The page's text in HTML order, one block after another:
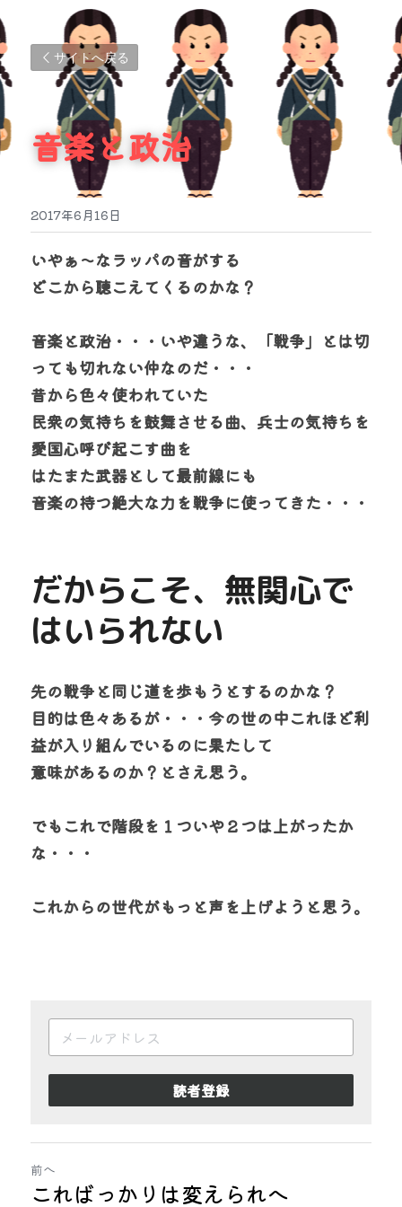
サイトへ戻る
音楽と政治
2017年6月16日
いやぁ～なラッパの音がする
どこから聴こえてくるのかな？
音楽と政治・・・いや違うな、「戦争」とは切
っても切れない仲なのだ・・・
昔から色々使われていた
民衆の気持ちを鼓舞させる曲、兵士の気持ちを
愛国心呼び起こす曲を
はたまた武器として最前線にも
音楽の持つ絶大な力を戦争に使ってきた・・・
だからこそ、無関心で
はいられない
先の戦争と同じ道を歩もうとするのかな？
目的は色々あるが・・・今の世の中これほど利
益が入り組んでいるのに果たして
意味があるのか？とさえ思う。
でもこれで階段を１ついや２つは上がったか
な・・・
これからの世代がもっと声を上げようと思う。
読者登録
前へ
こればっかりは変えられへ